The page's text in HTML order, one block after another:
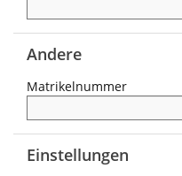
Andere
Matrikelnummer
Einstellungen